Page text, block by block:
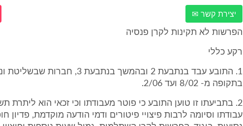
יצירת קשר ✉
הפרשות לא תקינות לקרן פנסיה
רקע כללי
בתקופה מ- 8/02 ועד 2/06.
2. בתביעתו זו טוען התובע כי פוטר מעבודתו וכי זכאי הוא ליתרת
עבודתו וסיומה לרבות פיצויי פיטורים ודמי הודעה מוקדמת, פדיון